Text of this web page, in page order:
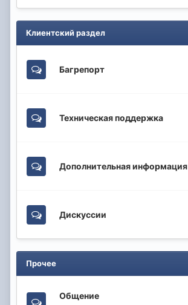
Клиентский раздел
Багрепорт
Техническая поддержка
Дополнительная информация
Дискуссии
Прочее
Общение